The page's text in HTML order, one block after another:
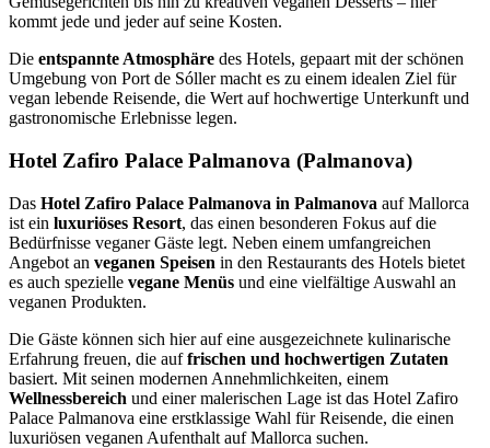
kommt jede und jeder auf seine Kosten.
Die entspannte Atmosphäre des Hotels, gepaart mit der schönen
Umgebung von Port de Sóller macht es zu einem idealen Ziel für
vegan lebende Reisende, die Wert auf hochwertige Unterkunft und
gastronomische Erlebnisse legen.
Hotel Zafiro Palace Palmanova (Palmanova)
Das Hotel Zafiro Palace Palmanova in Palmanova auf Mallorca
ist ein luxuriöses Resort, das einen besonderen Fokus auf die
Bedürfnisse veganer Gäste legt. Neben einem umfangreichen
Angebot an veganen Speisen in den Restaurants des Hotels bietet
es auch spezielle vegane Menüs und eine vielfältige Auswahl an
veganen Produkten.
Die Gäste können sich hier auf eine ausgezeichnete kulinarische
Erfahrung freuen, die auffrischen und hochwertigen Zutaten
basiert. Mit seinen modernen Annehmlichkeiten, einem
Wellnessbereich und einer malerischen Lage ist das Hotel Zafiro
Palace Palmanova eine erstklassige Wahl für Reisende, die einen
luxuriösen veganen Aufenthalt auf Mallorca suchen.